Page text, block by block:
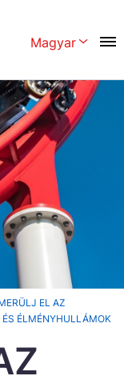
Magyar
EL AZ
ÉS ÉLMÉNYHULLÁMOK